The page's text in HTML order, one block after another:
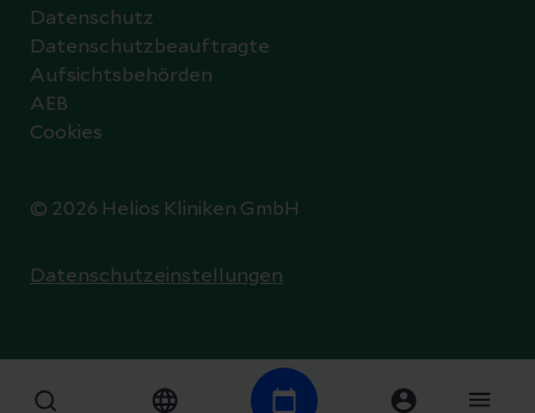
© 2026 Helios Kliniken GmbH
Datenschutz
Datenschutzbeauftragte
Aufsichtsbehörden
AEB
Cookies
Datenschutzeinstellungen